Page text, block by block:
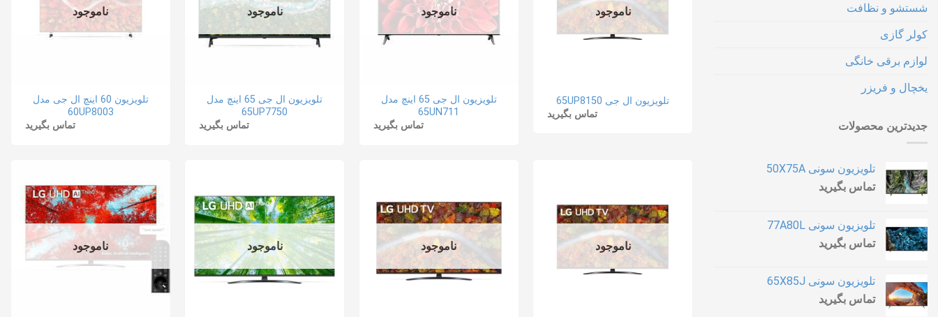
شستشو و نظافت
کولر گازی
لوازم برقی خانگی
یخچال و فریزر
جدیدترین محصولات
تلویزیون سونی 50X75A
تماس بگیرید
تلویزیون سونی 77A80L
تماس بگیرید
تلویزیون سونی 65X85J
تماس بگیرید
ناموجود
تلویزیون ال جی 65UP8150
تماس بگیرید
ناموجود
تلویزیون ال جی 65 اینچ مدل
65UN711
تماس بگیرید
ناموجود
تلویزیون ال جی 65 اینچ مدل
65UP7750
تماس بگیرید
ناموجود
تلویزیون 60 اینچ ال جی مدل
60UP8003
تماس بگیرید
ناموجود ناموجود ناموجود ناموجود